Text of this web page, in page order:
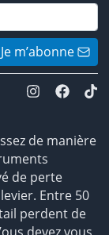
Je m’abonne
de manière
de perte
Entre 50
perdent de